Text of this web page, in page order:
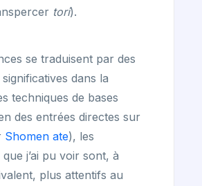
tori).
se traduisent par des
dans la
techniques de bases
des entrées directes sur
Shomen ate), les
j’ai pu voir sont, à
plus attentifs au